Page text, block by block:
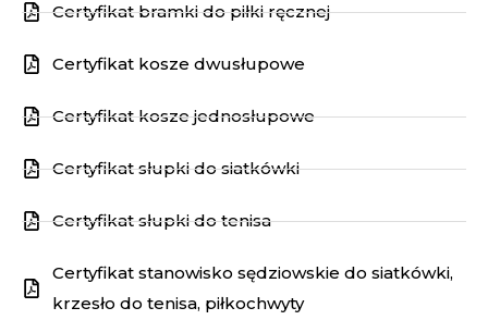
Certyfikat bramki do piłki ręcznej
Certyfikat kosze dwusłupowe
Certyfikat kosze jednosłupowe
Certyfikat słupki do siatkówki
Certyfikat słupki do tenisa
Certyfikat stanowisko sędziowskie do siatkówki,
krzesło do tenisa, piłkochwyty